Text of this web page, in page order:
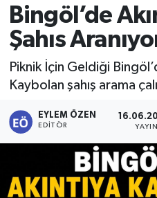
Bingöl’de
Şahıs
Piknik İçin Geldiği
Kaybolan şahış arama
EYLEM ÖZEN
EDITÖR
DÜNYA
EĞİTİM
EKONOMİ
GENÇ
GÜNDEM
KARLIOVA
Bingöl Namaz
Bingöl Trafik
Süper Lig Puan
Tüm Manşetler
Son Dakika Haberleri
Haber Arşivi